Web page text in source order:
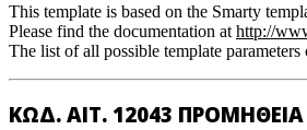
This template is based on the Smarty
Please find the documentation at http://
The list of all possible template parameters
ΚΩΔ. ΑΙΤ. 12043